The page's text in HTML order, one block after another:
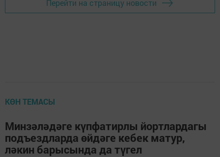
Перейти на страницу новости
КӨН ТЕМАСЫ
Минзәләдәге күпфатирлы йортлардагы
подъездларда өйдәге кебек матур,
ләкин барысында да түгел